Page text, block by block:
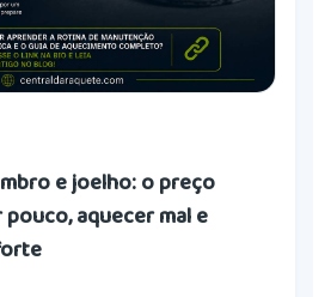
e joelho: o preço
aquecer mal e